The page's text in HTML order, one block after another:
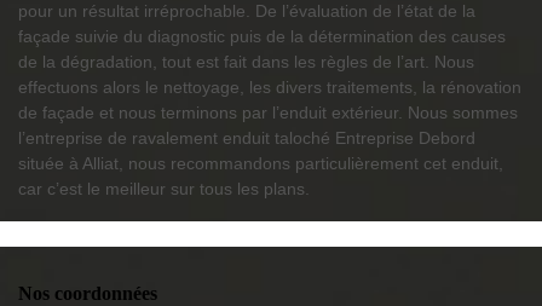
pour un résultat irréprochable. De l’évaluation de l’état de la
façade suivie du diagnostic puis de la détermination des causes
de la dégradation, tout est fait dans les règles de l’art. Nous
effectuons alors le nettoyage, les divers traitements, la rénovation
de façade et nous terminons par l’enduit extérieur. Nous sommes
l’entreprise de ravalement enduit taloché Entreprise Debord
située à Alliat, nous recommandons particulièrement cet enduit,
car c’est le meilleur sur tous les plans.
Nos coordonnées